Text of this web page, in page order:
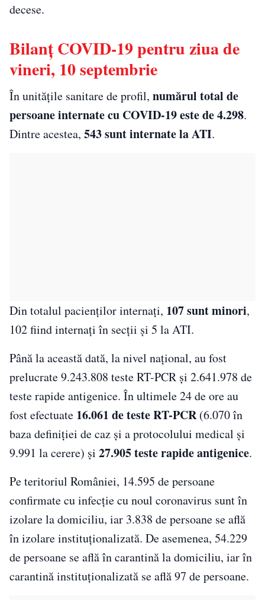
decese.
Bilanţ COVID-19 pentru ziua de
vineri, 10 septembrie
În unitățile sanitare de profil, numărul total de
persoane internate cu COVID-19 este de 4.298.
Dintre acestea, 543 sunt internate la ATI.
Din totalul pacienților internați, 107 sunt minori,
102 fiind internați în secții și 5 la ATI.
Până la această dată, la nivel național, au fost
prelucrate 9.243.808 teste RT-PCR și 2.641.978 de
teste rapide antigenice. În ultimele 24 de ore au
fost efectuate 16.061 de teste RT-PCR(6.070 în
baza definiției de caz și a protocolului medical și
9.991 la cerere) și 27.905 teste rapide antigenice.
Pe teritoriul României, 14.595 de persoane
confirmate cu infecție cu noul coronavirus sunt în
izolare la domiciliu, iar 3.838 de persoane se află
în izolare instituționalizată. De asemenea, 54.229
de persoane se află în carantină la domiciliu, iar în
carantină instituționalizată se află 97 de persoane.